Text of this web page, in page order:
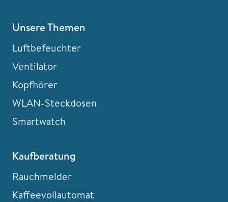
Unsere Themen
Luftbefeuchter
Ventilator
Kopfhörer
WLAN-Steckdosen
Smartwatch
Kaufberatung
Rauchmelder
Kaffeevollautomat